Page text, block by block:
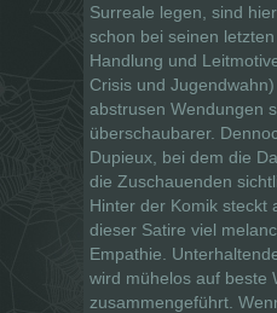
Surreale legen, sind
schon bei seinen
Handlung und
Crisis und
abstrusen Wendungen
überschaubarer.
Dupieux, bei dem die
die Zuschauenden
Hinter der Komik steckt
dieser Satire viel
Empathie.
wird mühelos auf beste
zusammengeführt.